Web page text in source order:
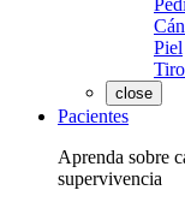
Piel
close
Pacientes
Aprenda sobre
supervivencia